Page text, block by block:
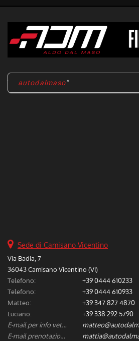
autodalmaso
Sede di Camisano Vicentino
Via Badia, 7
36043 Camisano Vicentino (VI)
Telefono:
+39 0444 610233
Telefono:
+39 0444 610933
Matteo:
+39 347 827 4870
Luciano:
+39 338 292 5790
E-mail per info vetture nuove/usate:
E-mail prenotazione/preventivi riparazioni: